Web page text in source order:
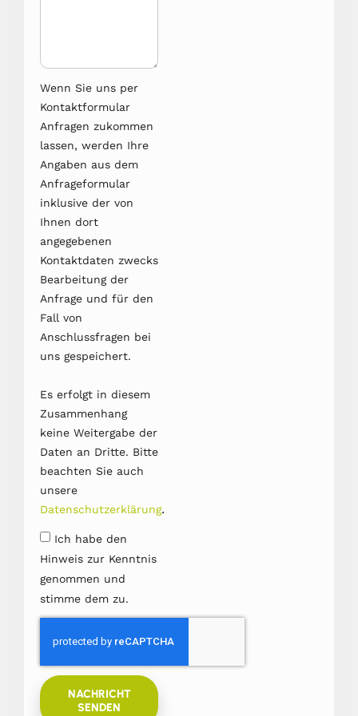
Wenn Sie uns per
Kontaktformular
Anfragen zukommen
lassen, werden Ihre
Angaben aus dem
Anfrageformular
inklusive der von
Ihnen dort
angegebenen
Kontaktdaten zwecks
Bearbeitung der
Anfrage und für den
Fall von
Anschlussfragen bei
uns gespeichert.
Es erfolgt in diesem
Zusammenhang
keine Weitergabe der
Daten an Dritte. Bitte
beachten Sie auch
unsere
Datenschutzerklärung.
Ich habe den
Hinweis zur Kenntnis
genommen und
stimme dem zu.
NACHRICHT
SENDEN